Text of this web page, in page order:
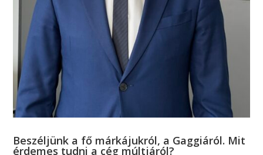
Beszéljünk a fő márkájukról, a Gaggiáról. Mit
érdemes tudni a cég múltjáról?